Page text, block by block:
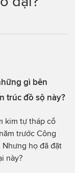
gì bên
trúc đồ sộ này?
kim tự tháp cổ
trước Công
Nhưng họ đã đặt
này?